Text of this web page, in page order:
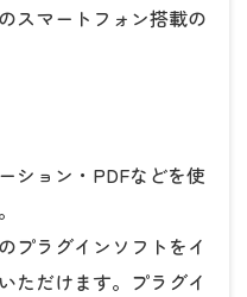
スマートフォン搭載の
ション・PDFなどを使
プラグインソフトをイ
ただけます。プラグイ